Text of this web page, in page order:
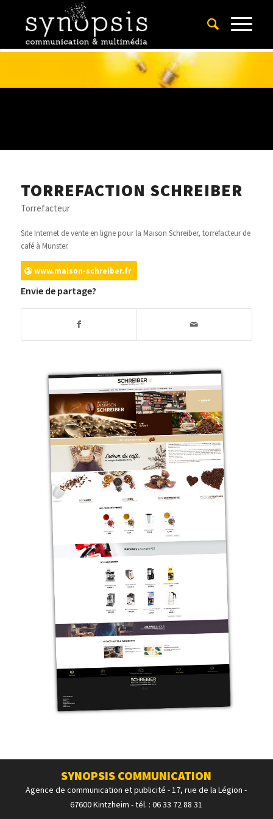
TORREFACTION SCHREIBER
Torrefacteur
Site Internet de vente en ligne pour la Maison Schreiber, torrefacteur de
café à Munster.
www.maison-schreiber.fr
Envie de partage?
SYNOPSIS COMMUNICATION
Agence de communication et publicité - 17, rue de la Légion -
67600 Kintzheim - tél. : 06 33 72 88 31